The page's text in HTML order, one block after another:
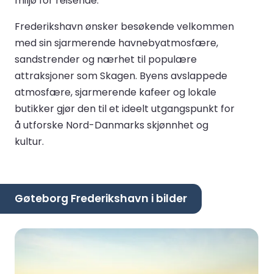
Frederikshavn ønsker besøkende velkommen
med sin sjarmerende havnebyatmosfære,
sandstrender og nærhet til populære
attraksjoner som Skagen. Byens avslappede
atmosfære, sjarmerende kafeer og lokale
butikker gjør den til et ideelt utgangspunkt for
å utforske Nord-Danmarks skjønnhet og
kultur.
Gøteborg Frederikshavn i bilder